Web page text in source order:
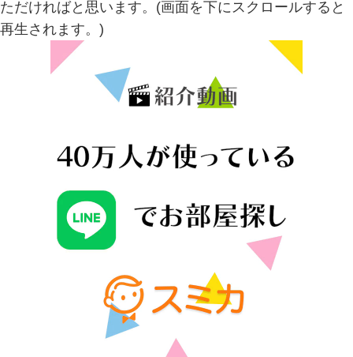
ただければと思います。(画面を下にスクロールすると
再生されます。)